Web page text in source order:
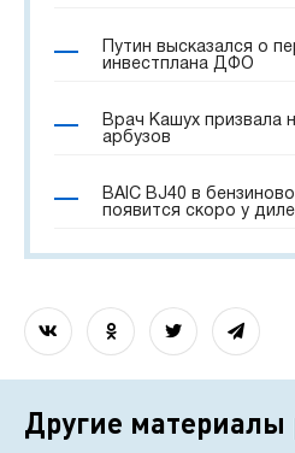
Путин высказался о
инвестплана ДФО
Врач Кашух призвала
арбузов
BAIC BJ40 в
появится скоро у
Другие материалы